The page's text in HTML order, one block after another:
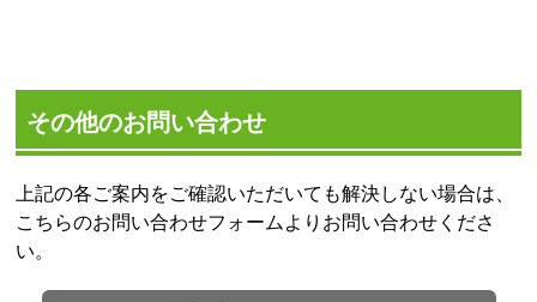
その他のお問い合わせ
上記の各ご案内をご確認いただいても解決しない場合は、
こちらのお問い合わせフォームよりお問い合わせくださ
い。